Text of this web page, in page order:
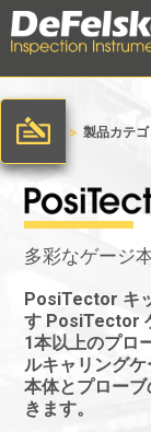
ホーム > 製品カテ
多彩なゲージ
PosiTector キ
す PosiTector
1本以上のプロ
ルキャリング
本体とプロー
きます。